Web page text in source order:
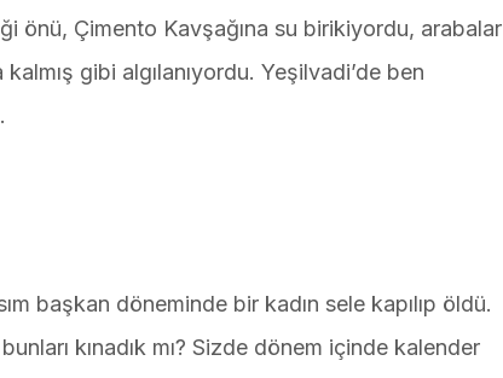
önü, Çimento Kavşağına su birikiyordu, arabalar
gibi algılanıyordu. Yeşilvadi’de ben
başkan döneminde bir kadın sele kapılıp öldü.
kınadık mı? Sizde dönem içinde kalender